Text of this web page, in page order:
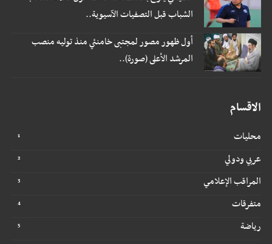
الشباب قبل التصفيات الآسيوية..
أول ظهور مصور لمجتبى خامنئي منذ توليه منصب
المرشد الأعلى (صورة)..
الاقسام
محليات
عربي ودولي
المراقب الإعلامي
متفرقات
رياضة